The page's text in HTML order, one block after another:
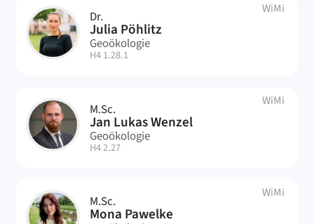
JP Dr.
Julia Pöhlitz
WiMi
Geoökologie
| Raum:
H4 1.28.1
JW M.Sc.
Jan Lukas Wenzel
WiMi
Geoökologie
| Raum:
H4 2.27
MP M.Sc.
Mona Pawelke
WiMi